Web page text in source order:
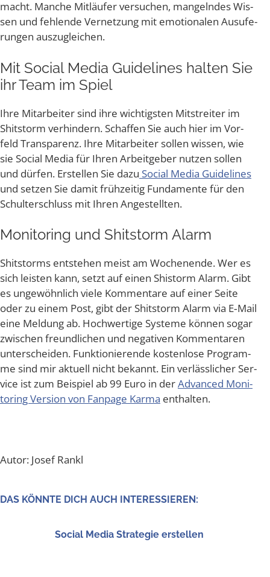
macht. Man­che Mit­läu­fer ver­su­chen, man­geln­des Wis­
sen und feh­len­de Ver­net­zung mit emo­tio­na­len Aus­ufe­
run­gen auszugleichen.
Mit Social Media Gui­de­lines hal­ten Sie
ihr Team im Spiel
Ihre Mit­ar­bei­ter sind ihre wich­tigs­ten Mit­strei­ter im
Shit­s­torm ver­hin­dern. Schaf­fen Sie auch hier im Vor­
feld Trans­pa­renz. Ihre Mit­ar­bei­ter sol­len wis­sen, wie
sie Social Media für Ihren Arbeit­ge­ber nut­zen sol­len
und dür­fen. Erstel­len Sie dazu Social Media Gui­de­lines
und set­zen Sie damit früh­zei­tig Fun­da­men­te für den
Schul­ter­schluss mit Ihren Angestellten.
Moni­to­ring und Shit­s­torm Alarm
Shit­s­torms ent­ste­hen meist am Wochen­en­de. Wer es
sich leis­ten kann, setzt auf einen Shis­torm Alarm. Gibt
es unge­wöhn­lich vie­le Kom­men­ta­re auf einer Sei­te
oder zu einem Post, gibt der Shit­s­torm Alarm via E‑Mail
eine Mel­dung ab. Hoch­wer­ti­ge Sys­te­me kön­nen sogar
zwi­schen freund­li­chen und nega­ti­ven Kom­men­ta­ren
unter­schei­den. Funk­tio­nie­ren­de kos­ten­lo­se Pro­gram­
me sind mir aktu­ell nicht bekannt. Ein ver­läss­li­cher Ser­
vice ist zum Bei­spiel ab 99 Euro in derAdvan­ced Moni­
to­ring Ver­si­on von Fan­page Kar­ma enthalten.
Autor: Josef Rankl
DAS KÖNN­TE DICH AUCH INTERESSIEREN:
Social Media Stra­te­gie erstellen